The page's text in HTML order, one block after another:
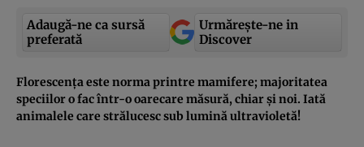
Adaugă-ne ca sursă
preferată
Urmărește-ne in
Discover
Florescența este norma printre mamifere; majoritatea
speciilor o fac într-o oarecare măsură, chiar și noi. Iată
animalele care strălucesc sub lumină ultravioletă!